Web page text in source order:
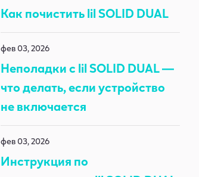
Как почистить lil SOLID DUAL
фев 03, 2026
Неполадки с lil SOLID DUAL —
что делать, если устройство
не включается
фев 03, 2026
Инструкция по